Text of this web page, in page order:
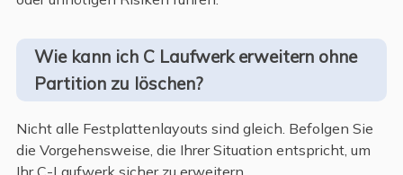
Wie kann ich C Laufwerk erweitern ohne
Partition zu löschen?
Nicht alle Festplattenlayouts sind gleich. Befolgen Sie
die Vorgehensweise, die Ihrer Situation entspricht, um